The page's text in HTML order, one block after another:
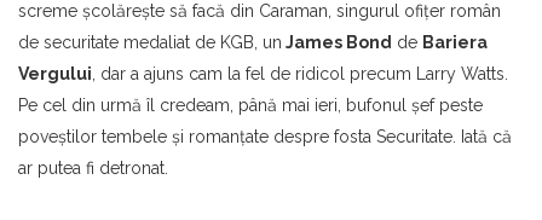
screme şcolăreşte să facă din Caraman, singurul ofiţer român
de securitate medaliat de KGB, un James Bond de Bariera
Vergului , dar a ajuns cam la fel de ridicol precum Larry Watts.
Pe cel din urmă îl credeam, până mai ieri, bufonul şef peste
poveştilor tembele şi romanţate despre fosta Securitate. Iată că
ar putea fi detronat.